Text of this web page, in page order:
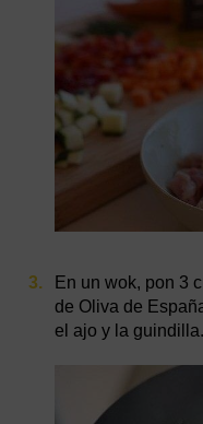
En un wok, pon 3
de Oliva de
el ajo y la guindilla.